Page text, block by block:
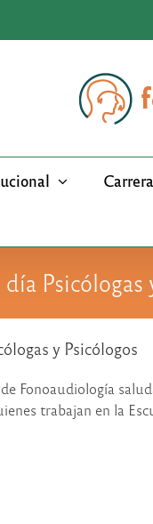
Carrera
Psicólogas
y Psicólogos
Fonoaudiología
trabajan en la